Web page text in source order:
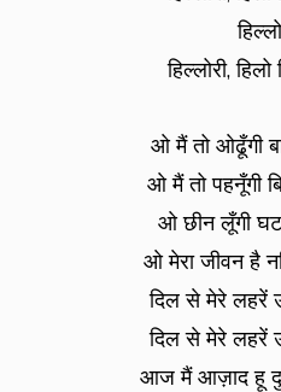
हिल्लोरी, हिलो
ओ मैं तो ओढूँगी
ओ मैं तो पहनूँगी
ओ छीन लूँगी
ओ मेरा जीवन है
दिल से मेरे लहरें
दिल से मेरे लहरें
आज मैं आज़ाद हू